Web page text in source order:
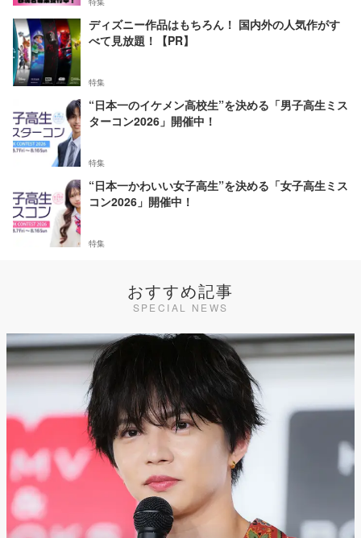
ディズニー作品はもちろん！ 国内外の人気作がす
べて見放題！【PR】
特集
“日本一のイケメン高校生”を決める「男子高生ミス
ターコン2026」開催中！
特集
“日本一かわいい女子高生”を決める「女子高生ミス
コン2026」開催中！
特集
おすすめ記事
SPECIAL NEWS